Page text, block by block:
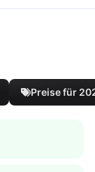
Preise für